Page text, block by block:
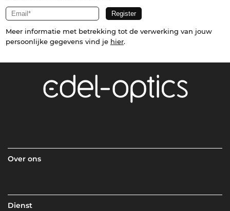
Meer informatie met betrekking tot de verwerking van jouw
persoonlijke gegevens vind je hier.
Over ons
Dienst